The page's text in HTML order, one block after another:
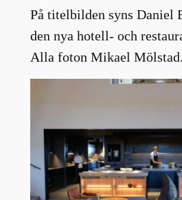
På titelbilden syns Daniel
den nya hotell- och
Alla foton Mikael Mölstad.